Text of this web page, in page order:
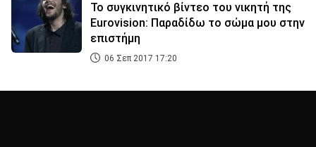
Το συγκινητικό βίντεο του νικητή της
Eurovision: Παραδίδω το σώμα μου στην
επιστήμη
06 Σεπ 2017 17:20